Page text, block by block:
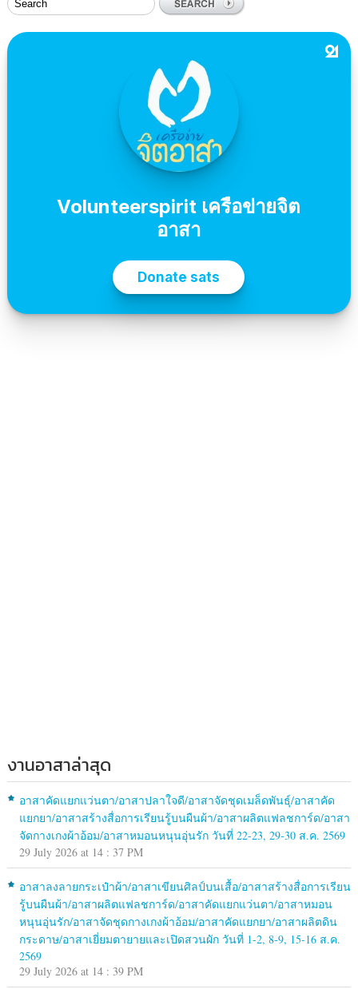
งานอาสาล่าสุด
อาสาคัดแยกแว่นตา/อาสาปลาใจดี/อาสาจัดชุดเมล็ดพันธุ์/อาสาคัด
แยกยา/อาสาสร้างสื่อการเรียนรู้บนผืนผ้า/อาสาผลิตแฟลชการ์ด/อาสา
จัดกางเกงผ้าอ้อม/อาสาหมอนหนุนอุ่นรัก วันที่ 22-23, 29-30 ส.ค. 2569
29 July 2026 at 14 : 37 PM
อาสาลงลายกระเป๋าผ้า/อาสาเขียนศิลป์บนเสื้อ/อาสาสร้างสื่อการเรียน
รู้บนผืนผ้า/อาสาผลิตแฟลชการ์ด/อาสาคัดแยกแว่นตา/อาสาหมอน
หนุนอุ่นรัก/อาสาจัดชุดกางเกงผ้าอ้อม/อาสาคัดแยกยา/อาสาผลิตดิน
กระดาษ/อาสาเยี่ยมตายายและเปิดสวนผัก วันที่ 1-2, 8-9, 15-16 ส.ค.
2569
29 July 2026 at 14 : 39 PM